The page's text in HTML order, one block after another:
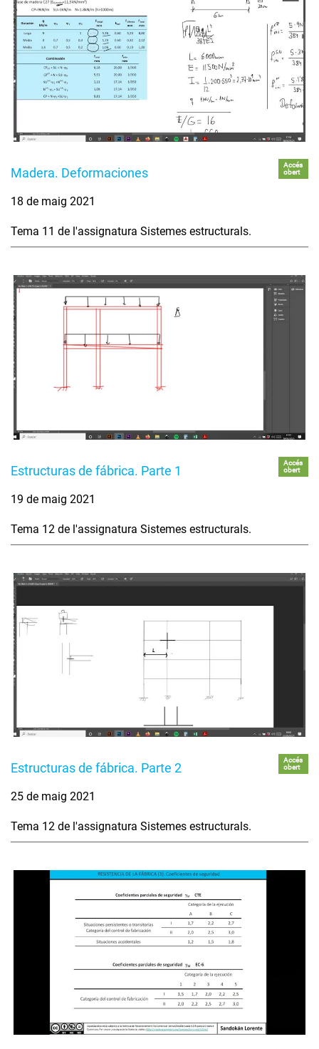
Madera. Deformaciones
Accés
obert
18 de maig 2021
Tema 11 de l'assignatura Sistemes estructurals.
Estructuras de fábrica. Parte 1
Accés
obert
19 de maig 2021
Tema 12 de l'assignatura Sistemes estructurals.
Estructuras de fábrica. Parte 2
Accés
obert
25 de maig 2021
Tema 12 de l'assignatura Sistemes estructurals.